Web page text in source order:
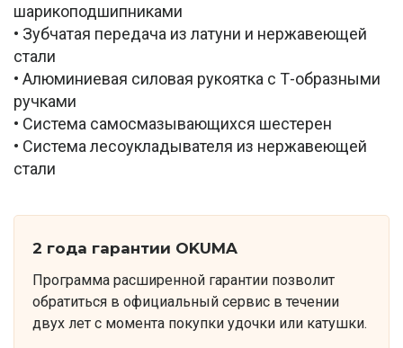
шарикоподшипниками
• Зубчатая передача из латуни и нержавеющей
стали
• Алюминиевая силовая рукоятка с Т-образными
ручками
• Система самосмазывающихся шестерен
• Система лесоукладывателя из нержавеющей
стали
2 года гарантии OKUMA
Программа расширенной гарантии позволит
обратиться в официальный сервис в течении
двух лет с момента покупки удочки или катушки.